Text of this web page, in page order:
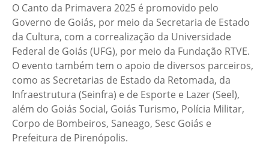
O Canto da Primavera 2025 é promovido pelo
Governo de Goiás, por meio da Secretaria de Estado
da Cultura, com a correalização da Universidade
Federal de Goiás (UFG), por meio da Fundação RTVE.
O evento também tem o apoio de diversos parceiros,
como as Secretarias de Estado da Retomada, da
Infraestrutura (Seinfra) e de Esporte e Lazer (Seel),
além do Goiás Social, Goiás Turismo, Polícia Militar,
Corpo de Bombeiros, Saneago, Sesc Goiás e
Prefeitura de Pirenópolis.